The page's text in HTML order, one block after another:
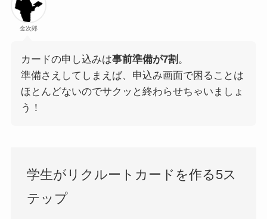
金次郎
カードの申し込みは事前準備が7割 。
準備さえしてしまえば、申込み画面で困ることは
ほとんどないのでサクッと終わらせちゃいましょ
う！
学生がリクルートカードを作る5ス
テップ